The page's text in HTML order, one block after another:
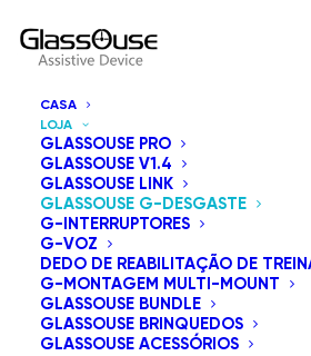
CASA
LOJA
GLASSOUSE PRO
GLASSOUSE V1.4
GLASSOUSE LINK
GLASSOUSE G-DESGASTE
G-INTERRUPTORES
G-VOZ
DEDO DE REABILITAÇÃO DE
G-MONTAGEM MULTI-MOUNT
GLASSOUSE BUNDLE
GLASSOUSE BRINQUEDOS
GLASSOUSE ACESSÓRIOS
A série G-Wear da GlassOuse
de acessórios para personalizar a
dispositivos de apoio da
o G-Framewear, a G-Headband, o
Hat, a G-Strap Small e a G-Strap